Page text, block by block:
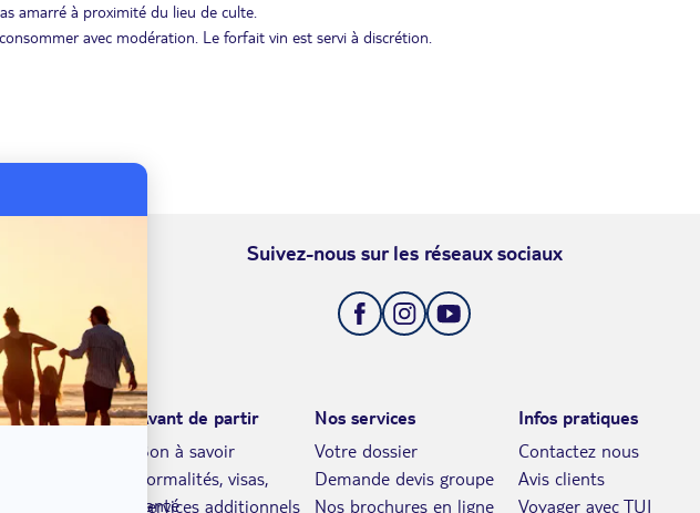
amarré à proximité du lieu de culte.
avec modération. Le forfait vin est servi à discrétion.
Suivez-nous sur les réseaux sociaux
?
Avant de partir
Bon à savoir
Formalités, visas,
santé
Services additionnels
Nos services
Votre dossier
Demande devis groupe
Nos brochures en ligne
Infos pratiques
Contactez nous
Avis clients
Voyager avec TUI